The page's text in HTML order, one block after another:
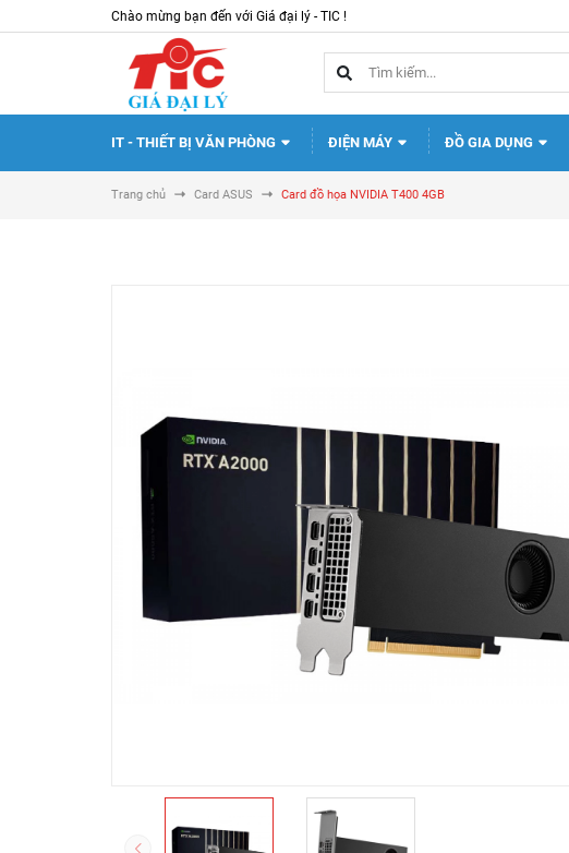
Chào mừng bạn đến với Giá đại lý - TIC !
IT - THIẾT BỊ VĂN PHÒNG ĐIỆN MÁY ĐỒ GIA DỤNG
Trang chủ Card ASUS Card đồ họa NVIDIA T400 4GB